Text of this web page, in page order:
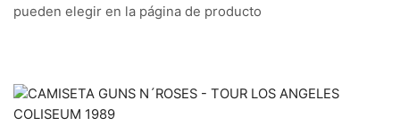
pueden elegir en la página de producto